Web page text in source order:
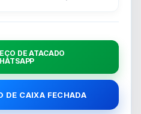
DE ATACADO
DE CAIXA FECHADA